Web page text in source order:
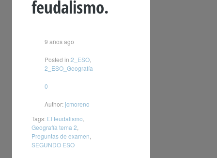
feudalismo.
9 años ago
Posted in:2_ESO
2_ESO_Geografía
0
Author:jcmoreno
Tags: El feudalismo
Geografía tema 2
Preguntas de examen
SEGUNDO ESO